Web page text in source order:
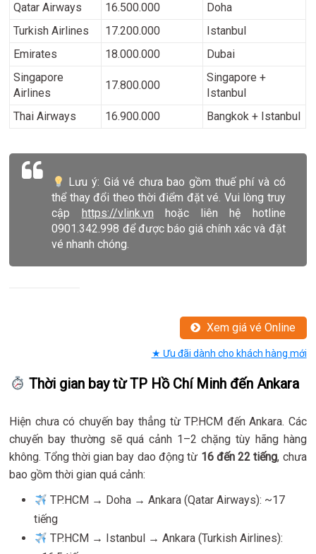
Qatar Airways 16.500.000
Doha
Turkish Airlines
17.200.000
Istanbul
Emirates
18.000.000
Dubai
Singapore
Airlines
17.800.000
Singapore +
Istanbul
Thai Airways
16.900.000 Bangkok + Istanbul
Lưu ý: Giá vé chưa bao gồm thuế phí và có
thể thay đổi theo thời điểm đặt vé. Vui lòng truy
cập https://vlink.vn hoặc liên hệ hotline
0901.342.998 để được báo giá chính xác và đặt
vé nhanh chóng.
Xem giá vé Online
★ Ưu đãi dành cho khách hàng mới
Thời gian bay từ TP Hồ Chí Minh đến Ankara
Hiện chưa có chuyến bay thẳng từ TP.HCM đến Ankara. Các
chuyến bay thường sẽ quá cảnh 1–2 chặng tùy hãng hàng
không. Tổng thời gian bay dao động từ 16 đến 22 tiếng, chưa
bao gồm thời gian quá cảnh:
TP.HCM → Doha → Ankara (Qatar Airways): ~17
tiếng
TP.HCM → Istanbul → Ankara (Turkish Airlines):